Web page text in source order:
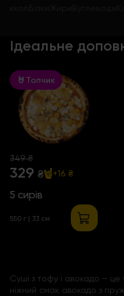
Ідеальне
🤘Топчик
349 ₴
329 ₴ +16 ₴
5 сирів
550 г | 33 см
Суші з тофу і авокадо –
ніжний смак авокадо з